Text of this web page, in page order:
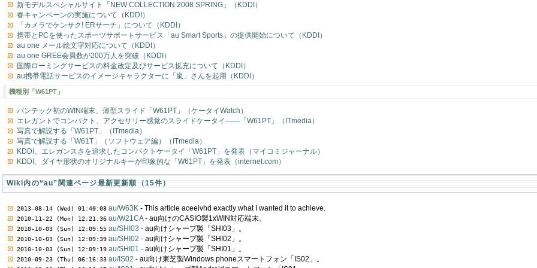
新モデルスペシャルサイト「NEW COLLECTION 2008 SPRING」（KDDI）
春キャンペーンの実施について（KDDI）
「カメラでケンサク! ERサーチ」について（KDDI）
携帯とPCを使ったスポーツサポートサービス「au Smart Sports」の提供開始について（KDDI）
au one メール絵文字対応について（KDDI）
au one GREE会員数が200万人を突破（KDDI）
国際ローミングサービスの料金改定及びサービス拡充について（KDDI）
au携帯電話サービスのイメージキャラクターに「嵐」さんを起用（KDDI）
機種別「W61PT」
パンテック初のWIN端末、薄型スライド「W61PT」（ケータイWatch）
エレガントでコンパクト、アクセサリー感覚のスライドケータイ――「W61PT」（ITmedia）
写真で解説する「W61PT」（ITmedia）
写真で解説する「W61T」（ソフトウェア編）（ITmedia）
KDDI、エレガンスさを追求したコンパクトケータイ「W61PT」を発表（マイコミジャーナル）
KDDI、ダイヤ形状のオリジナルキーが印象的な「W61PT」を発表（internet.com）
Wiki内の“au”関連ページ最新更新順（15件）
2013-08-14 (Wed) 01:40:08 au/W63K- This article aceeivhd exactly what I wanted it to achieve.
2010-11-22 (Mon) 12:21:36 au/W21CA- au向けのCASIO製1xWIN対応端末。
2010-10-03 (Sun) 12:09:55 au/SHI03 - au向けシャープ製「SHI03」。
2010-10-03 (Sun) 12:09:39 au/SHI02 - au向けシャープ製「SHI02」。
2010-10-03 (Sun) 12:09:19 au/SHI01 - au向けシャープ製「SHI01」。
2010-09-23 (Thu) 06:16:33 au/IS02 - au向け東芝製Windows phoneスマートフォン「IS02」。